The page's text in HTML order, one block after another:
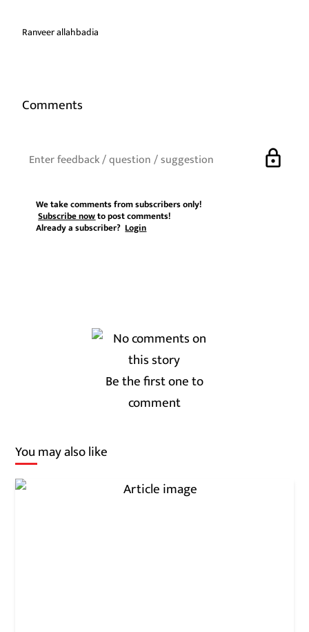
Ranveer allahbadia
Comments
lock
We take comments from subscribers only!
Subscribe nowto post comments!
Already a subscriber?Login
Be the first one to
comment
You may also like